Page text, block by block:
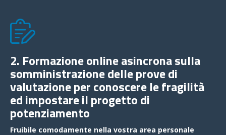
2. Formazione online asincrona sulla
somministrazione delle prove di
valutazione per conoscere le fragilità
ed impostare il progetto di
potenziamento
Fruibile comodamente nella vostra area personale